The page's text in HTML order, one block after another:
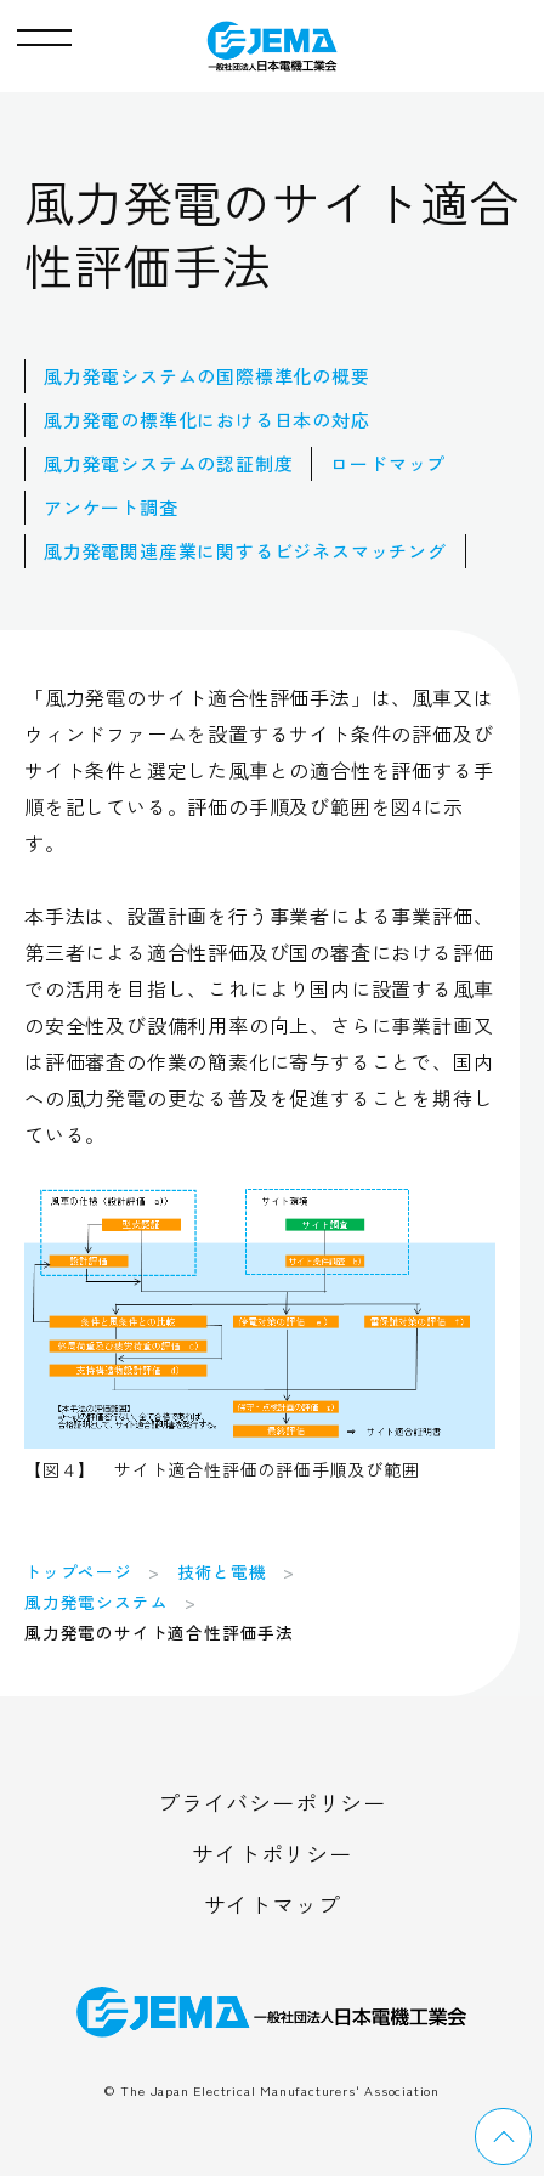
メ
風力発電のサイト適合
性評価手法
風力発電システムの国際標準化の概要
風力発電の標準化における日本の対応
風力発電システムの認証制度
ロードマップ
アンケート調査
風力発電関連産業に関するビジネスマッチング
「風力発電のサイト適合性評価手法」は、風車又は
ウィンドファームを設置するサイト条件の評価及び
サイト条件と選定した風車との適合性を評価する手
順を記している。評価の手順及び範囲を図4に示
す。
本手法は、設置計画を行う事業者による事業評価、
第三者による適合性評価及び国の審査における評価
での活用を目指し、これにより国内に設置する風車
の安全性及び設備利用率の向上、さらに事業計画又
は評価審査の作業の簡素化に寄与することで、国内
への風力発電の更なる普及を促進することを期待し
ている。
【図４】 サイト適合性評価の評価手順及び範囲
トップページ
技術と電機
風力発電システム
風力発電のサイト適合性評価手法
ペ
ー
プライバシーポリシー
サイトポリシー
サイトマップ
© The Japan Electrical Manufacturers' Association